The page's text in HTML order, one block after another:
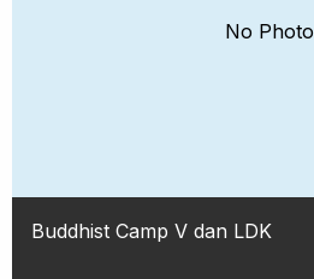
No Photo
Buddhist Camp V dan LDK